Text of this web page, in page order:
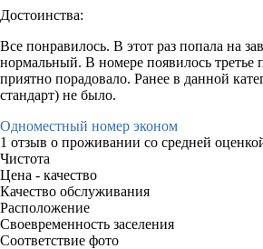
Достоинства:
Все понравилось. В этот раз попала на
нормальный. В номере появилось третье
приятно порадовало. Ранее в данной
стандарт) не было.
Одноместный номер эконом
1 отзыв о проживании со средней
Чистота
Цена - качество
Качество обслуживания
Расположение
Своевременность заселения
Соответствие фото